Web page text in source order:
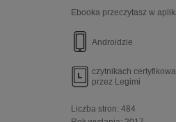
Ebooka przeczytasz w
Androidzie
czytnikach
przez Legimi
Liczba stron: 484